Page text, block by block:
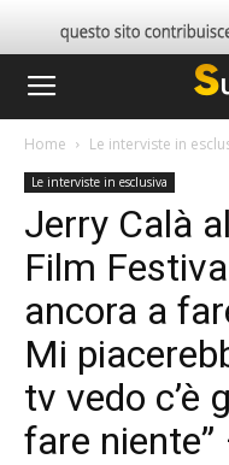
Home Le interviste in
Le interviste in esclusiva
Jerry Calà
Film
ancora a
Mi
tv vedo c’è
fare